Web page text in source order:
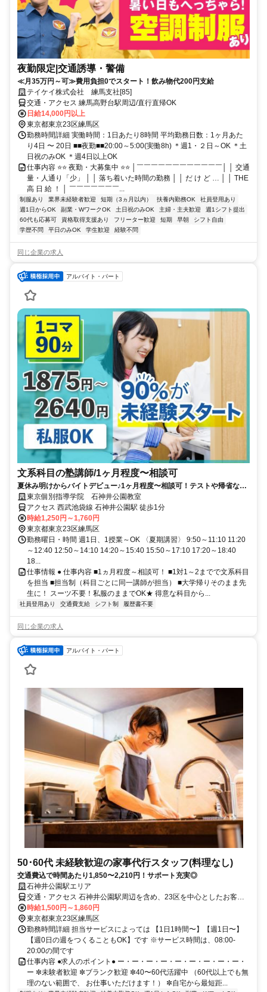
夜勤限定|交通誘導・警備
≪月35万円～可≫費用負担0でスタート！飲み物代200円支給
テイケイ株式会社 練馬支社[85]
交通・アクセス 練馬高野台駅周辺/直行直帰OK
日給14,000円以上
東京都東京23区練馬区
勤務時間詳細 実働時間：1日あたり8時間 平均勤務日数：1ヶ月あた
り4日 〜 20日 ■■夜勤■■20:00～5:00(実働8h) ＊週1・２日～OK ＊土
日祝のみOK ＊週4日以上OK
仕事内容 ⭐⭐ 夜勤・大募集中 ⭐⭐ │￣￣￣￣￣￣￣￣￣￣￣￣│ │ 交通
量・人通り「少」 │ │ 落ち着いた時間の勤務 │ │ だ け ど … │ │ THE
高 日 給 ！ │ ￣￣￣￣￣￣￣...
制服あり 業界未経験者歓迎 短期（3ヵ月以内） 扶養内勤務OK
社員登用あり
週1日からOK
副業・WワークOK 土日祝のみOK 主婦・主夫歓迎
週1シフト提出
60代も応募可
資格取得支援あり フリーター歓迎 短期 早朝
シフト自由
学歴不問
平日のみOK 学生歓迎 経験不問
同じ企業の求人
アルバイト・パート
文系科目の塾講師/1ヶ月程度〜相談可
夏休み明けからバイトデビュー♪1ヶ月程度〜相談可！テストや帰省など
も調整可能！
東京個別指導学院 石神井公園教室
アクセス 西武池袋線 石神井公園駅 徒歩1分
時給1,250円～1,760円
東京都東京23区練馬区
勤務曜日・時間 週1日、1授業～OK 〈夏期講習〉 9:50～11:10 11:20
～12:40 12:50～14:10 14:20～15:40 15:50～17:10 17:20～18:40
18...
仕事情報 ● 仕事内容 ■1ヵ月程度～相談可！ ■1対1～2までで文系科目
を担当 ■担当制（科目ごとに同一講師が担当） ■大学帰りそのまま先
生に！ スーツ不要！私服のままでOK★ 得意な科目から...
社員登用あり 交通費支給 シフト制 履歴書不要
同じ企業の求人
アルバイト・パート
50･60代 未経験歓迎の家事代行スタッフ(料理なし)
交通費込で時間あたり1,850〜2,210円！サポート充実◎
石神井公園駅エリア
交通・アクセス 石神井公園駅周辺を含め、23区を中心としたお客様
宅を想定
時給1,500円～1,860円
東京都東京23区練馬区
勤務時間詳細 担当サービスによっては 【1日1時間〜】【週1日〜】
【週0日の週をつくることもOK】です ※サービス時間は、08:00-
20:00の間です
仕事内容 ●求人のポイント● ー・ー・ー・ー・ー・ー・ー・ー・ー・
ー ✼未験者歓迎 ✼ブランク歓迎 ✼40〜60代活躍中 （60代以上でも無
理のない範囲で、 お仕事いただけます！） ✼自宅から最短距...